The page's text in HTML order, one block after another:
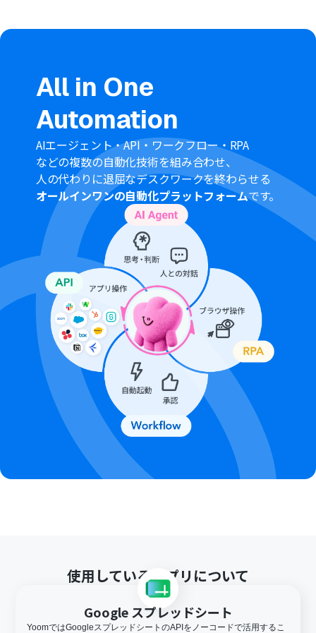
間隔を選択できます。
る際の注意事項は「【アプリトリガー】Google スプレッ
ドシートのトリガーにおける注意事項
さい。
All in One
Automation
AIエージェント・API・ワークフロー・RPA
などの複数の自動化技術を組み合わせ、
人の代わりに退屈なデスクワークを終わらせる
オールインワンの自動化プラットフォームです。
使用しているアプリについて
Google スプレッドシート
YoomではGoogleスプレッドシートのAPIをノーコードで活用するこ